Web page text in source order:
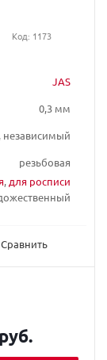
JAS
0,3 мм
независимый
резьбовая
, для росписи
Сравнить
Код: 1173